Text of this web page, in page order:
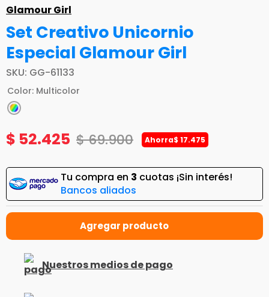
Glamour Girl
Set Creativo Unicornio
Especial Glamour Girl
SKU: GG-61133
Color: Multicolor
$ 52.425 $69.900 Ahorra$ 17.475
Tu compra en 3 cuotas ¡Sin interés!
Bancos aliados
Nuestros medios de pago